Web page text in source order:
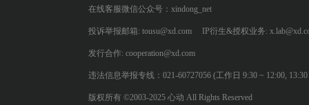
在线客服微信公众号：xindong_net
投诉举报邮箱: tousu@xd.com IP衍生&授权业务:
发行合作: cooperation@xd.com
违法信息举报专线：021-60727056 (工作日 9:30 ~ 12:00, 13:30
版权所有 ©2003-2025 心动 All Rights Reserved